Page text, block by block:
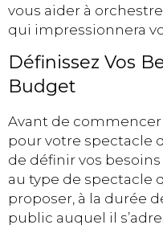
vous aider à
qui impressionnera
Définissez Vos
Budget
Avant de
pour votre spectacle
de définir vos
au type de spectacle
proposer, à la durée
public auquel il